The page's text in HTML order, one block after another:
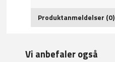
Produktanmeldelser (0)
Vi anbefaler også